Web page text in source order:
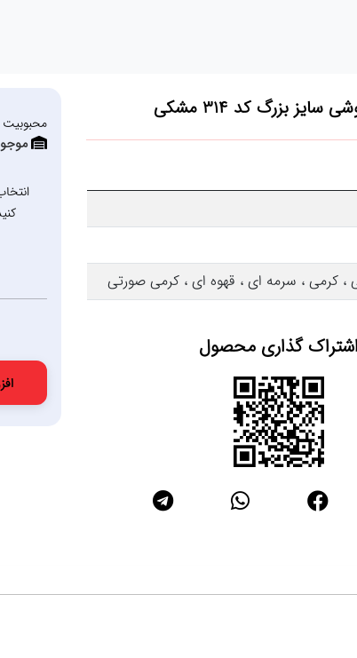
سایز بزرگ کد 314 مشکی
کرمی ، سرمه ای ، قهوه ای ، کرمی صورتی
اشتراک گذاری محصول